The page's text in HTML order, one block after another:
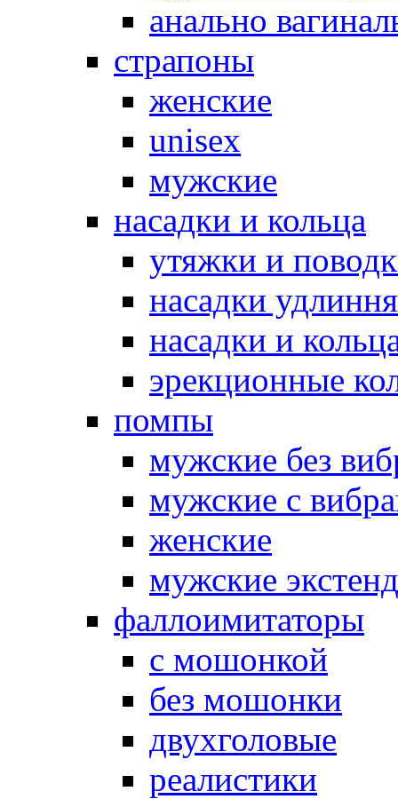
анально
страпоны
женские
unisex
мужские
насадки и кольца
утяжки и
насадки
насадки и
эрекционные
помпы
мужские без
мужские с
женские
мужские
фаллоимитаторы
с мошонкой
без мошонки
двухголовые
реалистики